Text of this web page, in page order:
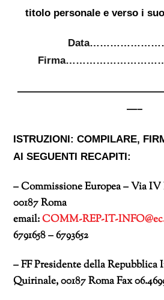
titolo personale e verso i
—–
ISTRUZIONI: COMPILARE,
AI SEGUENTI RECAPITI:
–Commissione Europea –Via IV
00187 Roma
email:COMM-REP-IT-
6791658 – 6793652
– FF Presidente della
Quirinale, 00187 Roma Fax